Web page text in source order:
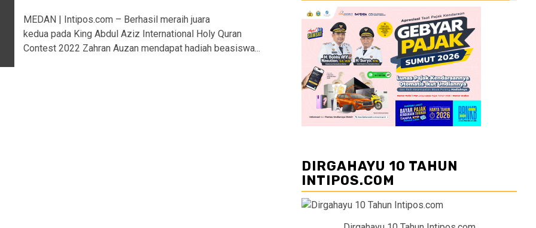
MEDAN | Intipos.com – Berhasil meraih juara
kedua pada King Abdul Aziz International Holy Quran
Contest 2022 Zahran Auzan mendapat hadiah beasiswa...
DIRGAHAYU 10 TAHUN
INTIPOS.COM